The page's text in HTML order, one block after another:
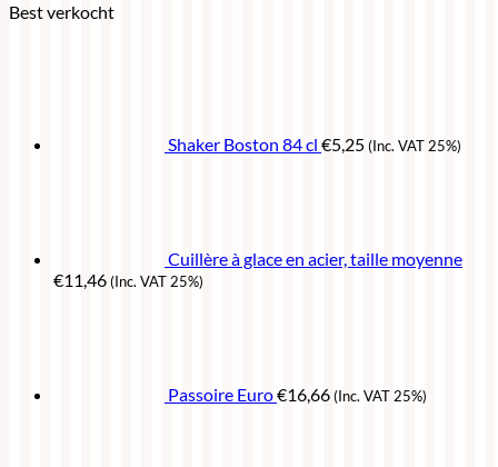
Best verkocht
Shaker Boston 84 cl €5,25(Inc. VAT 25%)
Cuillère à glace en acier, taille moyenne
€11,46(Inc. VAT 25%)
Passoire Euro€16,66(Inc. VAT 25%)